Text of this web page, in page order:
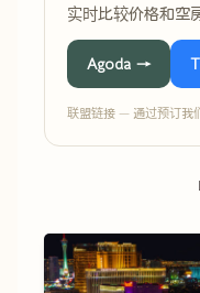
实时比较价格和空
Agoda →
联盟链接 — 通过预订我